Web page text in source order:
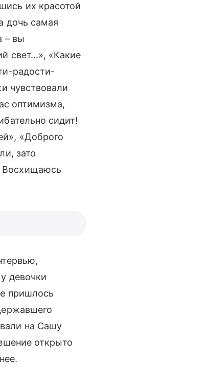
их красотой
дочь самая
– вы
свет...», «Какие
радости-
чувствовали
оптимизма,
сидит!
«Доброго
зато
Восхищаюсь
девочки
пришлось
на Сашу
открыто